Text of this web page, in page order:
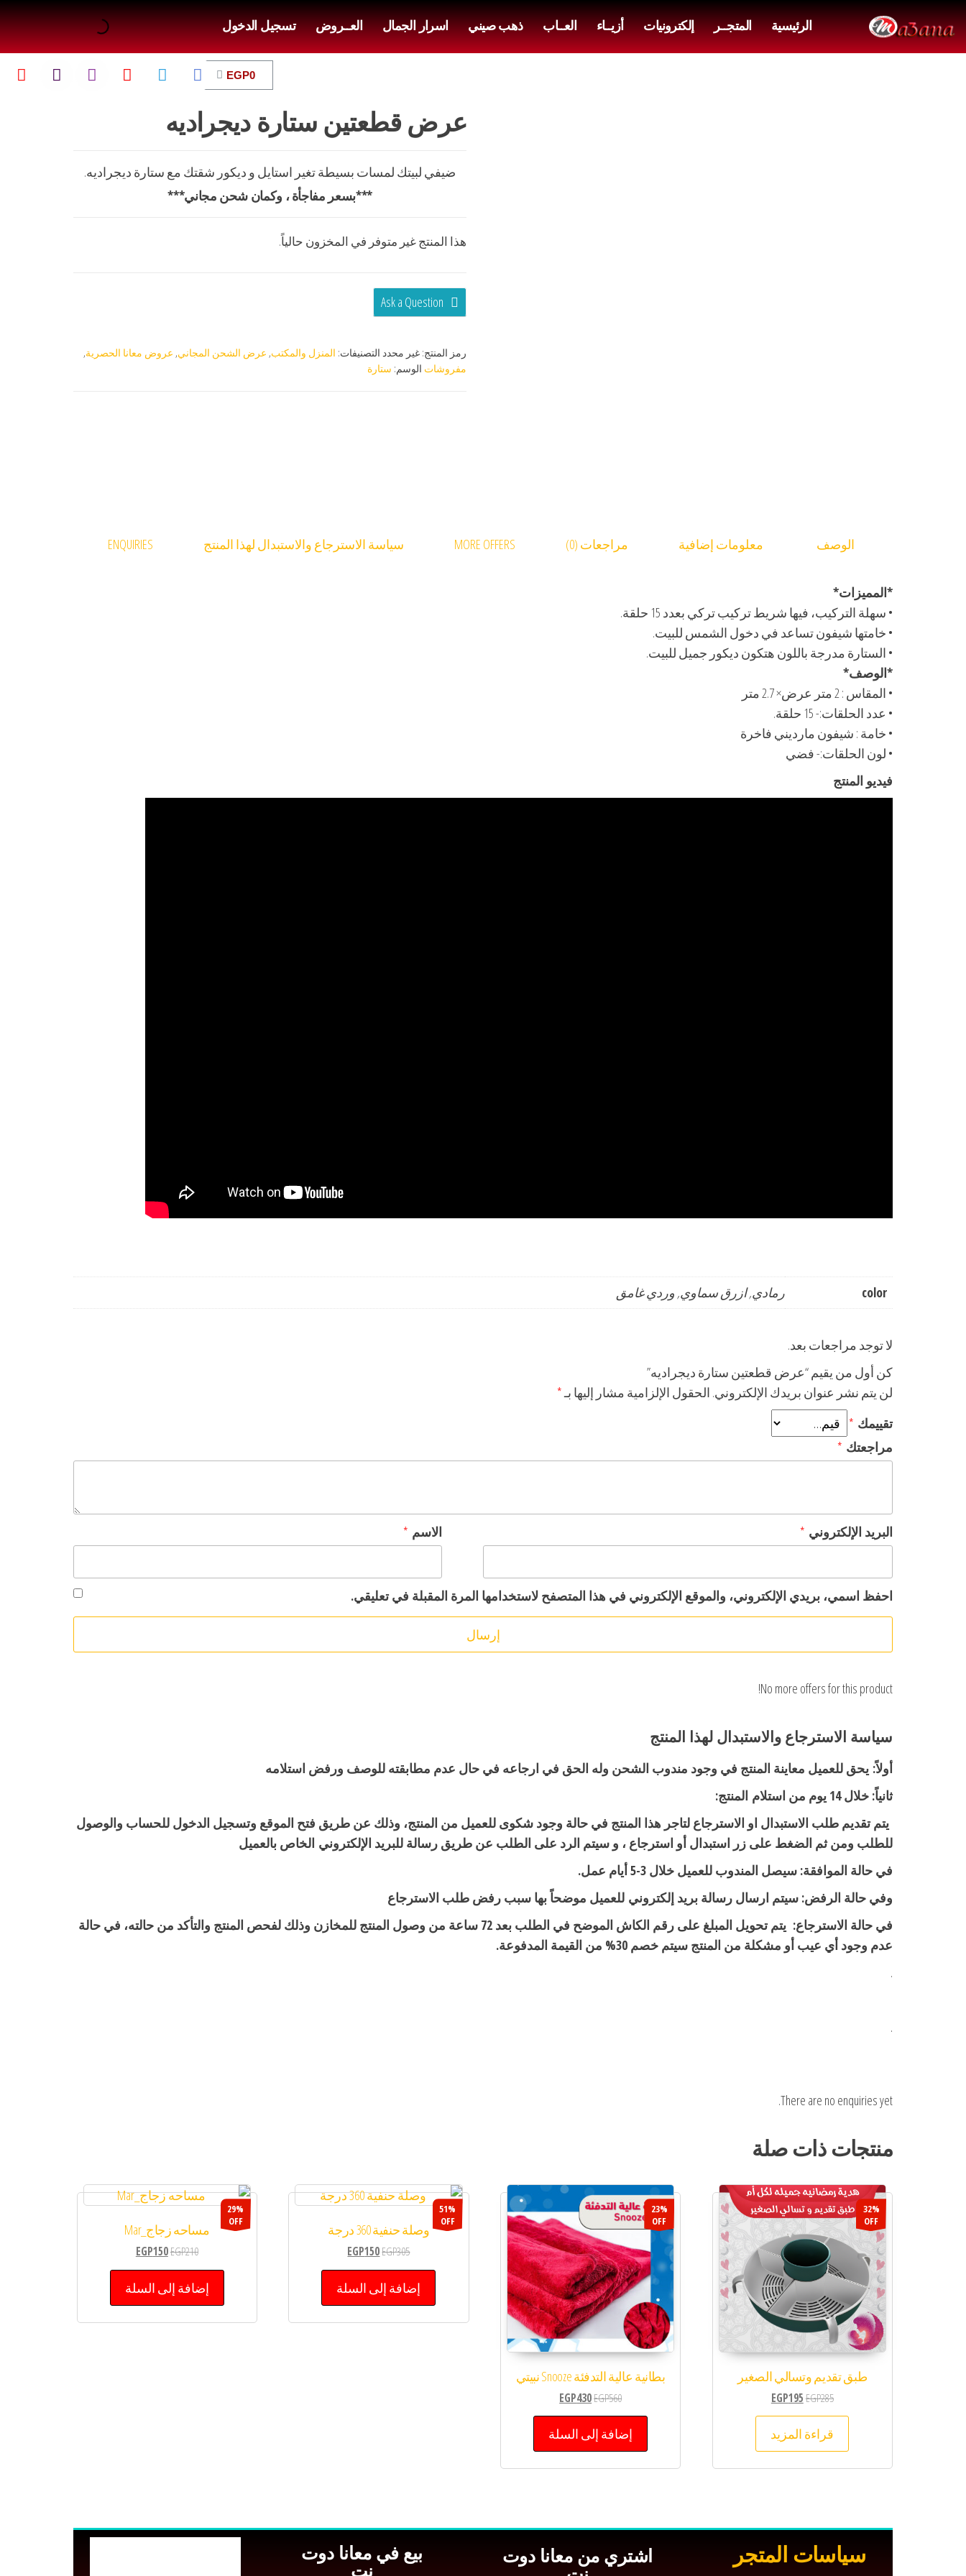
الرئيسية المتجــر إلكترونيات أزيــاء العــاب ذهب صيني اسرار الجمال العــروض تسجيل الدخول
EGP0
عرض قطعتين ستارة ديجراديه
ضيفي لبيتك لمسات بسيطة تغير استايل و ديكور شقتك مع ستارة ديجراديه.
***بسعر مفاجأة ، وكمان شحن مجاني***
هذا المنتج غير متوفر في المخزون حالياً.
Ask a Question
رمز المنتج: غير محدد التصنيفات: المنزل والمكتب, عرض الشحن المجاني, عروض معانا الحصرية,
مفروشات الوسم: ستارة
الوصف معلومات إضافية مراجعات (0) MORE OFFERS سياسة الاسترجاع والاستبدال لهذا المنتج ENQUIRIES
*المميزات*
• سهلة التركيب، فيها شريط تركيب تركي بعدد 15 حلقة.
• خامتها شيفون تساعد في دخول الشمس للبيت.
• الستارة مدرجة باللون هتكون ديكور جميل للبيت.
*الوصف*
• المقاس : 2 متر عرض× 2.7 متر
• عدد الحلقات:- 15 حلقة.
• خامة : شيفون مارديني فاخرة
• لون الحلقات:- فضي
فيديو المنتج
color رمادي, ازرق سماوي, وردي غامق
لا توجد مراجعات بعد.
كن أول من يقيم “عرض قطعتين ستارة ديجراديه”
لن يتم نشر عنوان بريدك الإلكتروني. الحقول الإلزامية مشار إليها بـ*
تقييمك *
مراجعتك *
الاسم * البريد الإلكتروني *
احفظ اسمي، بريدي الإلكتروني، والموقع الإلكتروني في هذا المتصفح لاستخدامها المرة المقبلة في تعليقي.
No more offers for this product!
سياسة الاسترجاع والاستبدال لهذا المنتج
أولاً: يحق للعميل معاينة المنتج في وجود مندوب الشحن وله الحق في ارجاعه في حال عدم مطابقته للوصف ورفض استلامه
ثانياً: خلال 14 يوم من استلام المنتج:
يتم تقديم طلب الاستبدال او الاسترجاع لتاجر هذا المنتج في حالة وجود شكوى للعميل من المنتج، وذلك عن طريق فتح الموقع وتسجيل الدخول للحساب والوصول
للطلب ومن ثم الضغط على زر استبدال أو استرجاع ، و سيتم الرد على الطلب عن طريق رسالة للبريد الإلكتروني الخاص بالعميل
في حالة الموافقة: سيصل المندوب للعميل خلال 3-5 أيام عمل.
وفي حالة الرفض: سيتم ارسال رسالة بريد إلكتروني للعميل موضحاً بها سبب رفض طلب الاسترجاع
في حالة الاسترجاع: يتم تحويل المبلغ على رقم الكاش الموضح في الطلب بعد 72 ساعة من وصول المنتج للمخازن وذلك لفحص المنتج والتأكد من حالته، في حالة
عدم وجود أي عيب أو مشكلة من المنتج سيتم خصم 30% من القيمة المدفوعة.
.
.
There are no enquiries yet.
منتجات ذات صلة
32%
OFF
طبق تقديم وتسالي الصغير
EGP285
EGP195
قراءة المزيد
23%
OFF
بطانية عالية التدفئة Snooze نبيتي
EGP560
EGP430
إضافة إلى السلة
51%
OFF
وصلة حنفية 360 درجة
EGP305
EGP150
إضافة إلى السلة
29%
OFF
مساحه زجاج_Mar
EGP210
EGP150
إضافة إلى السلة
سياسات المتجر
اشتري من معانا دوت
بيع في معانا دوت
نت